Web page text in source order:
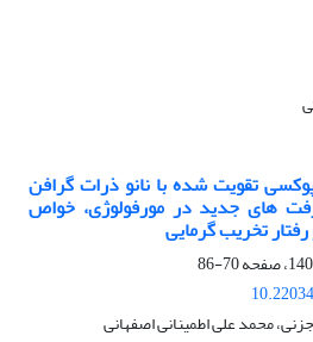
تقویت شده با نانو ذرات گرافن
های جدید در مورفولوژی، خواص
تخریب گرمایی
70-86
محمد علی اطمینانی اصفهانی